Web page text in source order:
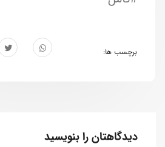
برچسب ها:
دیدگاهتان را بنویسید